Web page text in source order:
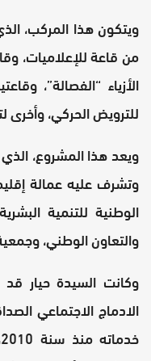
من قاعة للإعلاميات،
الأزياء “الفصالة”،
للترويض الحركي،
وتشرف عليه عمالة
الوطنية للتنمية
والتعاون الوطني،
وكانت السيدة حيار قد
الادماج الاجتماعي